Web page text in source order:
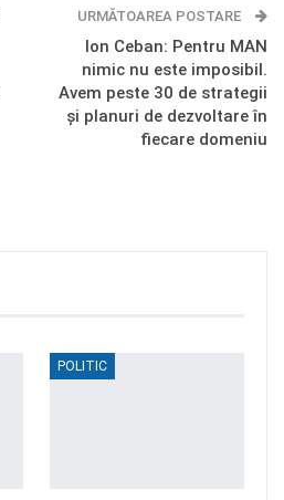
URMĂTOAREA POSTARE
Ion Ceban: Pentru MAN
nimic nu este imposibil.
Avem peste 30 de strategii
și planuri de dezvoltare în
fiecare domeniu
POLITIC